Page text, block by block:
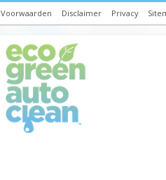
Voorwaarden Disclaimer Privacy